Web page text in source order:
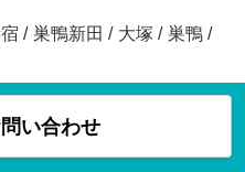
/ 巣鴨新田 / 大塚 / 巣鴨 /
い合わせ